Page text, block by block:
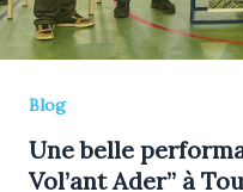
Blog
Une belle
Vol’ant Ader” à